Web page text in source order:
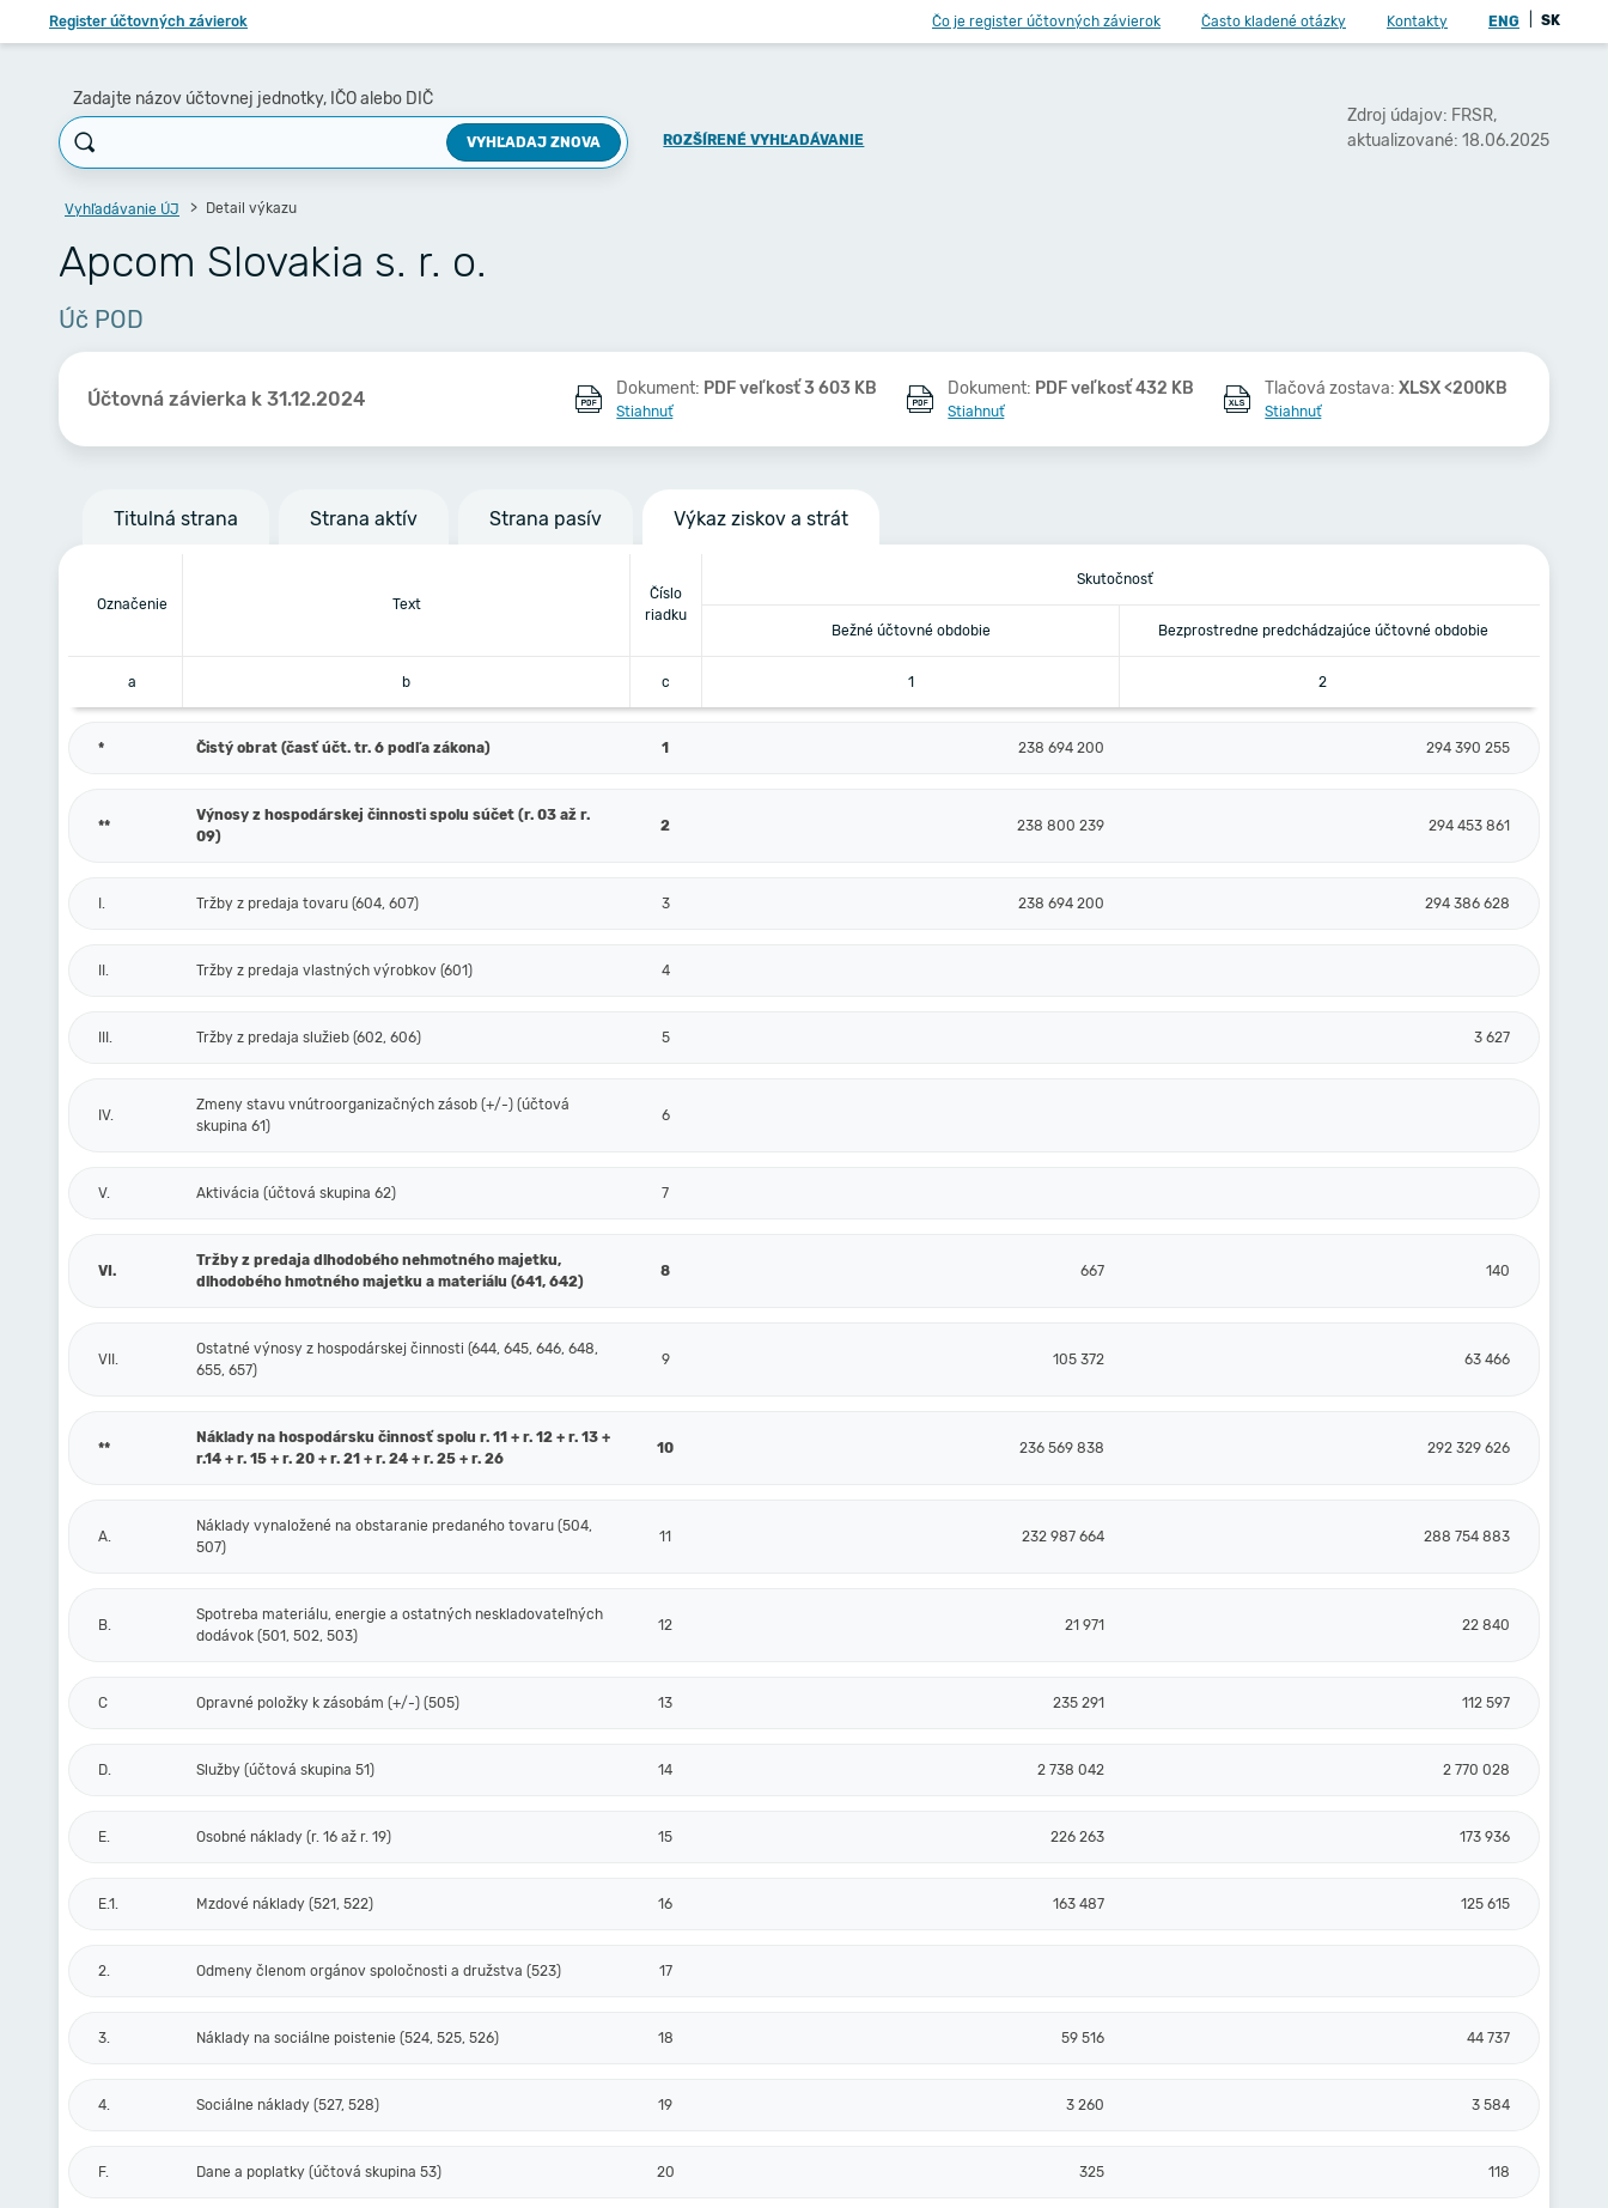
Register účtovných závierok Čo je register účtovných závierok Často kladené otázky Kontakty ENG SK
Zadajte názov účtovnej jednotky, IČO alebo DIČ
VYHĽADAJ ZNOVA ROZŠÍRENÉ VYHĽADÁVANIE
Zdroj údajov: FRSR,
aktualizované: 18.06.2025
Vyhľadávanie ÚJ Detail výkazu
Apcom Slovakia s. r. o.
Úč POD
Účtovná závierka k 31.12.2024 Dokument: PDF veľkosť 3 603 KB
Stiahnuť
Dokument: PDF veľkosť 432 KB
Stiahnuť
Tlačová zostava:XLSX <200KB
Stiahnuť
Titulná strana Strana aktív Strana pasív Výkaz ziskov a strát
Označenie Text
Číslo
riadku
Skutočnosť
Bežné účtovné obdobie Bezprostredne predchádzajúce účtovné obdobie
a b c 1 2
* Čistý obrat (časť účt. tr. 6 podľa zákona) 1 238 694 200 294 390 255
**
Výnosy z hospodárskej činnosti spolu súčet (r. 03 až r.
09)
2 238 800 239 294 453 861
I. Tržby z predaja tovaru (604, 607) 3 238 694 200 294 386 628
II. Tržby z predaja vlastných výrobkov (601) 4
III. Tržby z predaja služieb (602, 606) 5 3 627
IV.
Zmeny stavu vnútroorganizačných zásob (+/-) (účtová
skupina 61)
6
V. Aktivácia (účtová skupina 62) 7
VI.
Tržby z predaja dlhodobého nehmotného majetku,
dlhodobého hmotného majetku a materiálu (641, 642)
8 667 140
VII.
Ostatné výnosy z hospodárskej činnosti (644, 645, 646, 648,
655, 657)
9 105 372 63 466
**
Náklady na hospodársku činnosť spolu r. 11 + r. 12 + r. 13 +
r.14 + r. 15 + r. 20 + r. 21 + r. 24 + r. 25 + r. 26
10 236 569 838 292 329 626
A.
Náklady vynaložené na obstaranie predaného tovaru (504,
507)
11 232 987 664 288 754 883
B.
Spotreba materiálu, energie a ostatných neskladovateľných
dodávok (501, 502, 503)
12 21 971 22 840
C Opravné položky k zásobám (+/-) (505) 13 235 291 112 597
D. Služby (účtová skupina 51) 14 2 738 042 2 770 028
E. Osobné náklady (r. 16 až r. 19) 15 226 263 173 936
E.1. Mzdové náklady (521, 522) 16 163 487 125 615
2. Odmeny členom orgánov spoločnosti a družstva (523) 17
3. Náklady na sociálne poistenie (524, 525, 526) 18 59 516 44 737
4. Sociálne náklady (527, 528) 19 3 260 3 584
F. Dane a poplatky (účtová skupina 53) 20 325 118